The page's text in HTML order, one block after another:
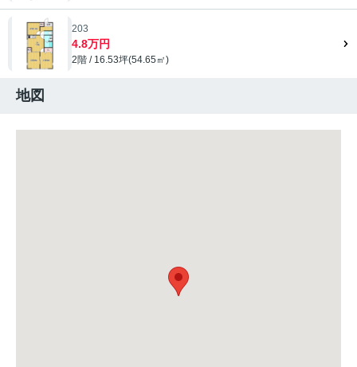
203
4.8万円
2階 / 16.53坪(54.65㎡)
地図